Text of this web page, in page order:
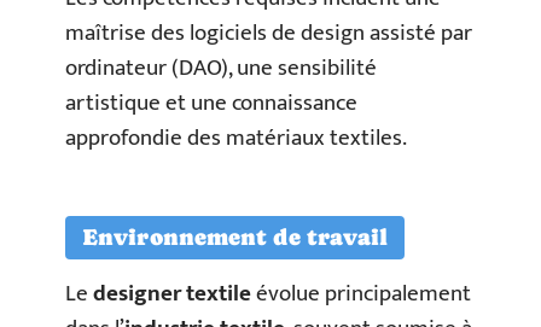
maîtrise des logiciels de design assisté par
ordinateur (DAO), une sensibilité
artistique et une connaissance
approfondie des matériaux textiles.
Environnement de travail
Ledesigner textileévolue principalement